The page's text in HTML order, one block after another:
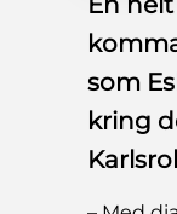
som
kring